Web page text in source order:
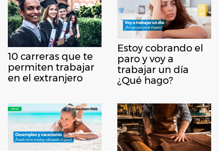
10 carreras que te
permiten trabajar
en el extranjero
Estoy cobrando el
paro y voy a
trabajar un día
¿Qué hago?